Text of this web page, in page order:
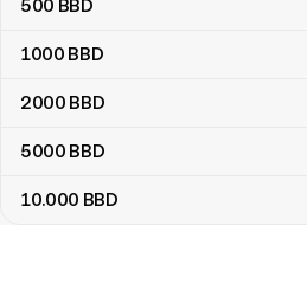
500 BBD
1000 BBD
2000 BBD
5000 BBD
10.000 BBD